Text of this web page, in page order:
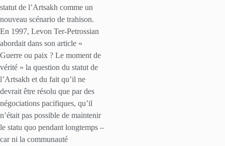
statut de l’Artsakh comme un
nouveau scénario de trahison.
En 1997, Levon Ter-Petrossian
abordait dans son article «
Guerre ou paix ? Le moment de
vérité » la question du statut de
l’Artsakh et du fait qu’il ne
devrait être résolu que par des
négociations pacifiques, qu’il
n’était pas possible de maintenir
le statu quo pendant longtemps –
car ni la communauté